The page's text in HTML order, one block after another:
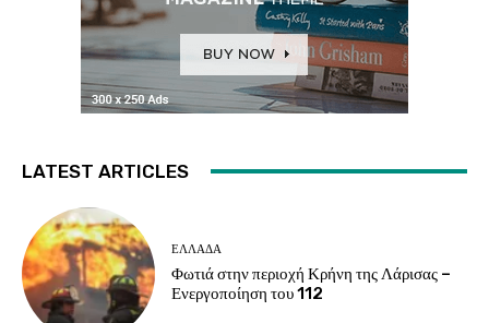
LATEST ARTICLES
ΕΛΛΑΔΑ
Φωτιά στην περιοχή Κρήνη της Λάρισας –
Ενεργοποίηση του 112